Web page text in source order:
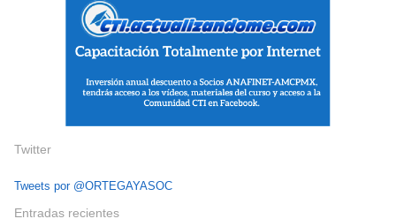
Twitter
Tweets por @ORTEGAYASOC
Entradas recientes